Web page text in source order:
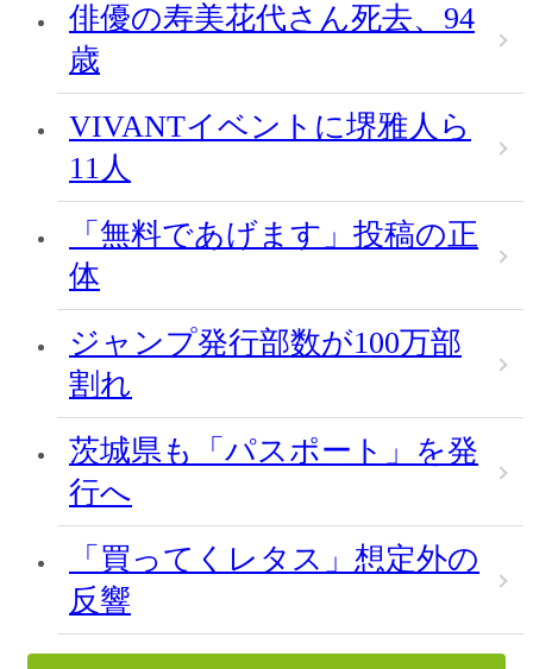
俳優の寿美花代さん死去、94
歳
VIVANTイベントに堺雅人ら
11人
「無料であげます」投稿の正
体
ジャンプ発行部数が100万部
割れ
茨城県も「パスポート」を発
行へ
「買ってくレタス」想定外の
反響